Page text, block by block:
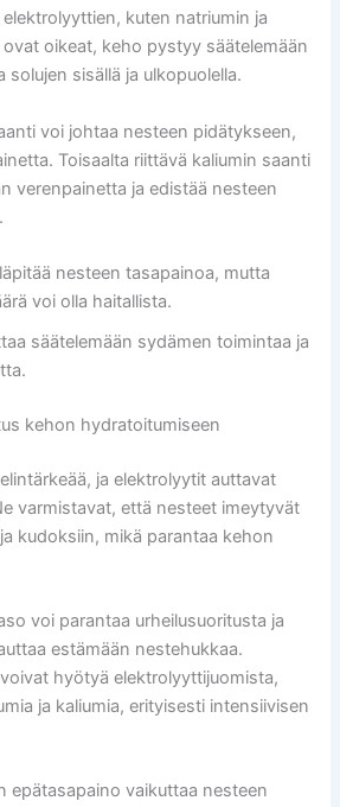
kuten natriumin ja
oikeat, keho pystyy säätelemään
solujen sisällä ja ulkopuolella.
voi johtaa nesteen pidätykseen,
Toisaalta riittävä kaliumin saanti
verenpainetta ja edistää nesteen
nesteen tasapainoa, mutta
voi olla haitallista.
säätelemään sydämen toimintaa ja
kehon hydratoitumiseen
ja elektrolyytit auttavat
varmistavat, että nesteet imeytyvät
kudoksiin, mikä parantaa kehon
voi parantaa urheilusuoritusta ja
estämään nestehukkaa.
hyötyä elektrolyyttijuomista,
ja kaliumia, erityisesti intensiivisen
epätasapaino vaikuttaa nesteen